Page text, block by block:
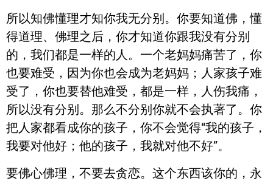
所以知佛懂理才知你我无分别。你要知道佛，懂
得道理、佛理之后，你才知道你跟我没有分别
的，我们都是一样的人。一个老妈妈痛苦了，你
也要难受，因为你也会成为老妈妈；人家孩子难
受了，你也要替他难受，都是一样，人伤我痛，
所以没有分别。那么不分别你就不会执著了。你
把人家都看成你的孩子，你不会觉得“我的孩子，
我要对他好；他的孩子，我就对他不好”。
要佛心佛理，不要去贪恋。这个东西该你的，永